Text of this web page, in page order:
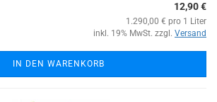
12,90 €
1.290,00 € pro 1 Liter
inkl. 19% MwSt. zzgl. Versand
IN DEN WARENKORB